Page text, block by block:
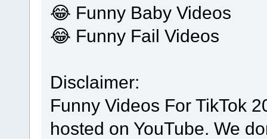
😂 Funny Baby Videos
😂 Funny Fail Videos
Disclaimer:
Funny Videos For TikTok
hosted on YouTube. We